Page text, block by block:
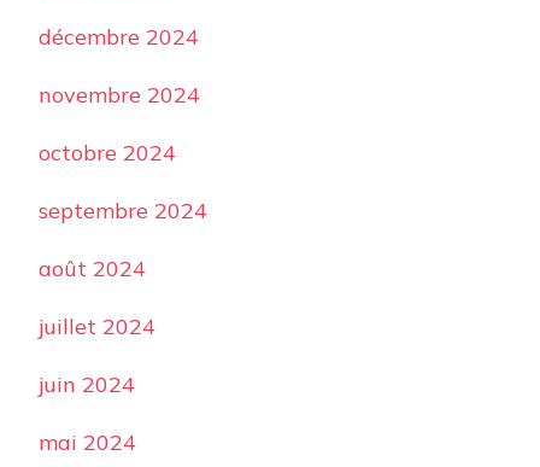
décembre 2024
novembre 2024
octobre 2024
septembre 2024
août 2024
juillet 2024
juin 2024
mai 2024